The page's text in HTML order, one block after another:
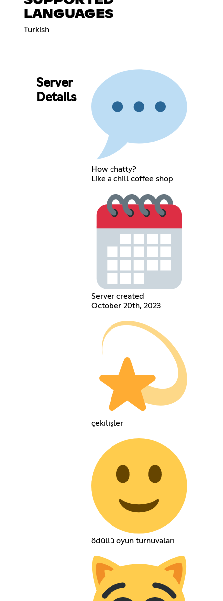
LANGUAGES
Turkish
Server
Details
How chatty?
Like a chill coffee shop
Server created
October 20th, 2023
çekilişler
ödüllü oyun turnuvaları